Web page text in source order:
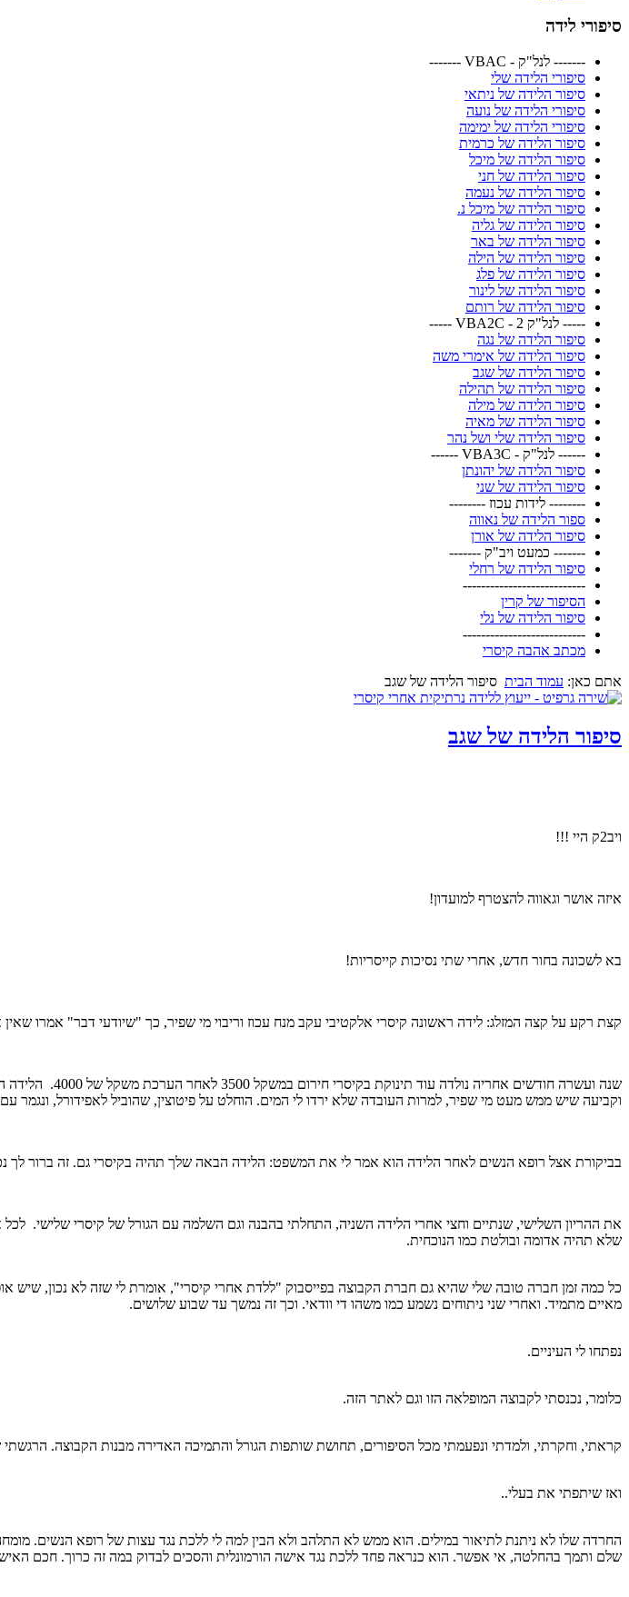
סיפורי לידה
------- לנל"ק - VBAC -------
סיפורי הלידה שלי
סיפור הלידה של ניתאי
סיפורי הלידה של נועה
סיפורי הלידה של ימימה
סיפור הלידה של כרמית
סיפור הלידה של מיכל
סיפור הלידה של חני
סיפור הלידה של נעמה
סיפור הלידה של מיכל נ.
סיפור הלידה של גליה
סיפור הלידה של באר
סיפור הלידה של הילה
סיפור הלידה של פלג
סיפור הלידה של לינור
סיפור הלידה של רותם
----- לנל"ק 2 - VBA2C -----
סיפור הלידה של נגה
סיפור הלידה של אימרי משה
סיפור הלידה של שגב
סיפור הלידה של תהילה
סיפור הלידה של מילה
סיפור הלידה של מאיה
סיפור הלידה שלי ושל נהר
------ לנל"ק - VBA3C ------
סיפור הלידה של יהונתן
סיפור הלידה של שני
-------- לידות עכוז --------
ספור הלידה של נאווה
סיפור הלידה של אורן
------- כמעט ויב"ק -------
סיפור הלידה של רחלי
---------------------------
הסיפור של קרין
סיפור הלידה של נלי
---------------------------
מכתב אהבה קיסרי
אתם כאן: עמוד הבית סיפור הלידה של שגב
סיפור הלידה של שגב
ויב2ק היי !!!
איזה אושר וגאווה להצטרף למועדון!
בא לשכונה בחור חדש, אחרי שתי נסיכות קייסריות!
קצת רקע על קצה המזלג: לידה ראשונה קיסרי אלקטיבי עקב מנח עכוז וריבוי מי שפיר, כך "שיודעי דבר" אמרו שאין אפילו טעם לנסות
שנה ועשרה
וקביעה שיש ממש מעט מי שפיר, למרות העובדה שלא ירדו לי המים. הוחלט על פיטוצין, שהוביל לאפידורל, ונגמר
בביקורת אצל רופא הנשים לאחר הלידה הוא אמר לי את המשפט: הלידה הבאה שלך תהיה בקיסרי גם. זה ברור לך
את ההריון השלישי, שנתיים וחצי אחרי הלידה השניה, התחלתי בהבנה וגם השלמה עם הגורל של קיסרי
שלא תהיה אדומה ובולטת כמו הנוכחית.
כל כמה זמן חברה טובה שלי שהיא גם חברת הקבוצה בפייסבוק "ללדת אחרי קיסרי", אומרת לי שזה לא נכון,
מאיים מתמיד. ואחרי שני ניתוחים נשמע כמו משהו די וודאי. וכך זה נמשך עד שבוע שלושים.
נפתחו לי העיניים.
כלומר, נכנסתי לקבוצה המופלאה הזו וגם לאתר הזה.
קראתי, וחקרתי, ולמדתי ונפעמתי מכל הסיפורים, תחושת שותפות הגורל והתמיכה האדירה מבנות הקבוצה.
ואז שיתפתי את בעלי..
החרדה שלו לא ניתנת לתיאור במילים. הוא ממש לא התלהב ולא הבין למה לי ללכת נגד עצות של רופא הנשים.
שלם ותמך בהחלטה, אי אפשר. הוא כנראה פחד ללכת נגד אישה הורמונלית והסכים לבדוק במה זה כרוך. חכם